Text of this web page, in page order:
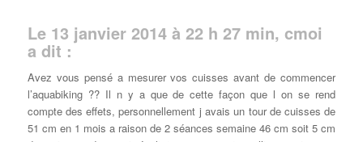
Le 13 janvier 2014 à 22 h 27 min, cmoi
a dit :
Avez vous pensé a mesurer vos cuisses avant de commencer
l’aquabiking ?? Il n y a que de cette façon que l on se rend
compte des effets, personnellement j avais un tour de cuisses de
51 cm en 1 mois a raison de 2 séances semaine 46 cm soit 5 cm